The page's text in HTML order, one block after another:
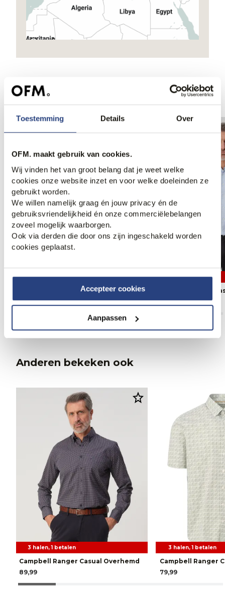
Toestemming Details Over
OFM. maakt gebruik van cookies.
Wij vinden het van groot belang dat je weet welke
cookies onze website inzet en voor welke doeleinden ze
gebruikt worden.
We willen namelijk graag én jouw privacy én de
gebruiksvriendelijkheid én onze commerciëlebelangen
zoveel mogelijk waarborgen.
Ook via derden die door ons zijn ingeschakeld worden
cookies geplaatst.
Accepteer cookies
Aanpassen
Ook iets voor jou?
3 halen, 1 betalen
Campbell Ranger Casual Overhemd
89,99
3 halen, 1 betalen
Campbell Colby
79,99
Anderen bekeken ook
3 halen, 1 betalen
Campbell Ranger Casual Overhemd
89,99
3 halen, 1 betalen
Campbell Ranger
79,99